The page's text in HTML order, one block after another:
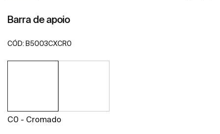
Barra de apoio
CÓD: B5003CXCR0
C0 - Cromado